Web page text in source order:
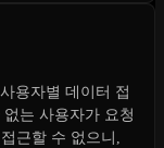
용자별 데이터 접
는 사용자가 요청
근할 수 없으니,